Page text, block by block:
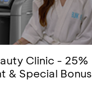
Clinic - 25%
& Special Bonus